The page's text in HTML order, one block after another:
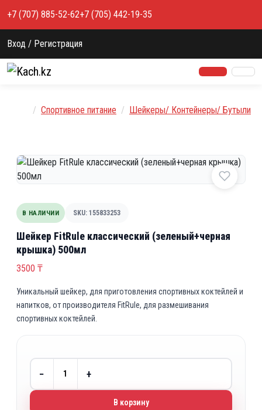
+7 (707) 885-52-62+7 (705) 442-19-35
Вход / Регистрация
Главная
Спортивное питание Шейкеры/ Контейнеры/ Бутыли
В НАЛИЧИИ SKU: 155833253
Шейкер FitRule классический (зеленый+черная
крышка) 500мл
3500 ₸
Уникальный шейкер, для приготовления спортивных коктейлей и
напитков, от производителя FitRule, для размешивания
спортивных коктейлей.
− +
В корзину